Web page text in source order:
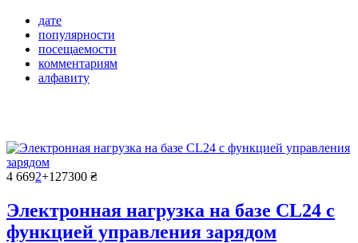
дате
популярности
посещаемости
комментариям
алфавиту
4 6692+127300 ₴
Электронная нагрузка на базе CL24 с
функцией управления зарядом